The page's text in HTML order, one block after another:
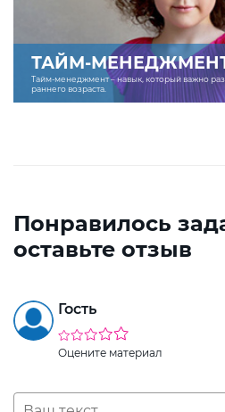
ТАЙМ-
Тайм-менеджмент – навык, который важно
раннего возраста.
Понравилось
оставьте отзыв
Гость
Оцените материал